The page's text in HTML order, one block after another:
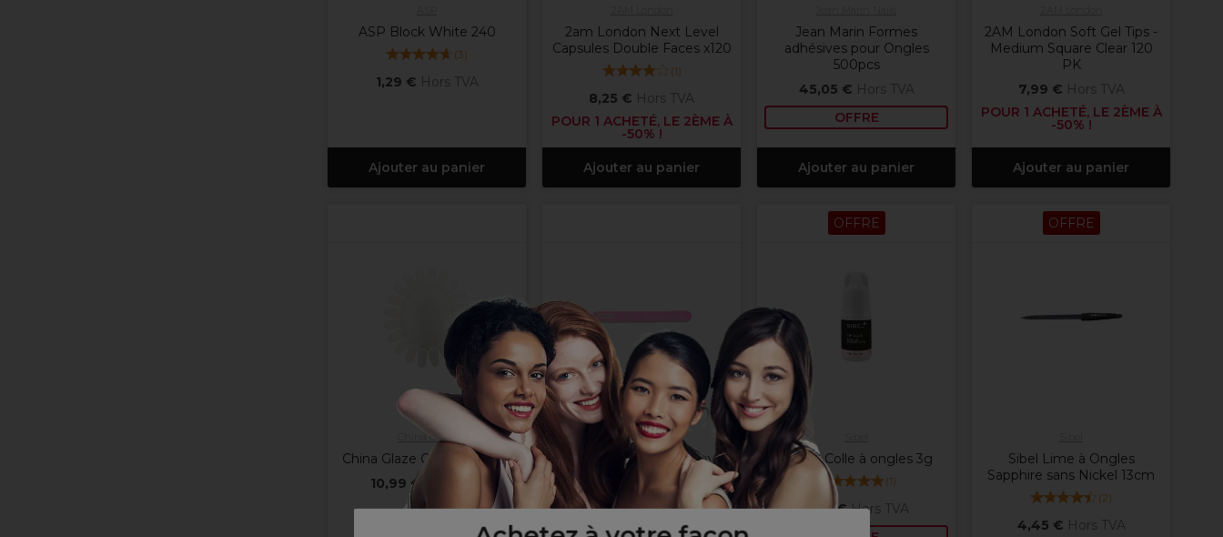
ASP Block White 240
(3)
1,29 € Hors TVA
Ajouter au panier
2am London Next Level
Capsules Double Faces x120
(1)
8,25 € Hors TVA
POUR 1 ACHETÉ, LE 2ÈME À
-50% !
Ajouter au panier
Jean Marin Formes
adhésives pour Ongles
500pcs
45,05 € Hors TVA
OFFRE
Ajouter au panier
2AM London Soft Gel Tips -
Medium Square Clear 120
PK
7,99 € Hors TVA
POUR 1 ACHETÉ, LE 2ÈME À
-50% !
Ajouter au panier
China Glaze
China Glaze Onglier Vierge
10,99 €
ASP
ASP Brilliance à ongles avec
motif en forme de cœur
3,09 €
OFFRE
SIBEL Colle à ongles 3g
(1)
4,19 € Hors TVA
OFFRE
Sibel Lime à Ongles
Sapphire sans Nickel 13cm
(2)
4,45 € Hors TVA